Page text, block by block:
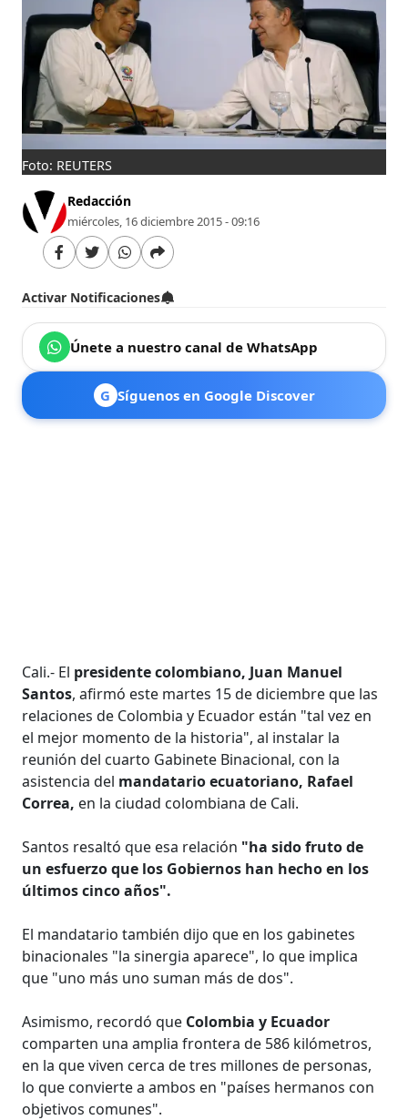
Foto: REUTERS
Redacción
miércoles, 16 diciembre 2015 - 09:16
Activar Notificaciones
Únete a nuestro canal de WhatsApp
G Síguenos en Google Discover
Cali.- El presidente colombiano, Juan Manuel
Santos, afirmó este martes 15 de diciembre que las
relaciones de Colombia y Ecuador están "tal vez en
el mejor momento de la historia", al instalar la
reunión del cuarto Gabinete Binacional, con la
asistencia del mandatario ecuatoriano, Rafael
Correa, en la ciudad colombiana de Cali.
Santos resaltó que esa relación "ha sido fruto de
un esfuerzo que los Gobiernos han hecho en los
últimos cinco años".
El mandatario también dijo que en los gabinetes
binacionales "la sinergia aparece", lo que implica
que "uno más uno suman más de dos".
Asimismo, recordó que Colombia y Ecuador
comparten una amplia frontera de 586 kilómetros,
en la que viven cerca de tres millones de personas,
lo que convierte a ambos en "países hermanos con
objetivos comunes".